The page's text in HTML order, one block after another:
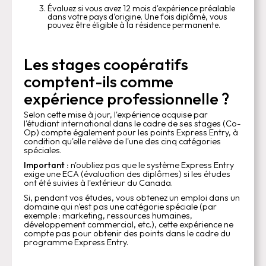
Évaluez si vous avez 12 mois d'expérience préalable
dans votre pays d'origine. Une fois diplômé, vous
pouvez être éligible à la résidence permanente.
Les stages coopératifs
comptent-ils comme
expérience professionnelle ?
Selon cette mise à jour, l'expérience acquise par
l'étudiant international dans le cadre de ses stages (Co-
Op) compte également pour les points Express Entry, à
condition qu'elle relève de l'une des cinq catégories
spéciales.
Important : n'oubliez pas que le système Express Entry
exige une ECA (évaluation des diplômes) si les études
ont été suivies à l'extérieur du Canada.
Si, pendant vos études, vous obtenez un emploi dans un
domaine qui n'est pas une catégorie spéciale (par
exemple : marketing, ressources humaines,
développement commercial, etc.), cette expérience ne
compte pas pour obtenir des points dans le cadre du
programme Express Entry.